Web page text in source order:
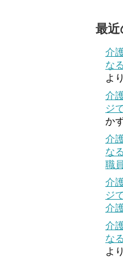
最近
介
な
より
介
ジ
か
介
な
職
介
ジ
介
介
な
より